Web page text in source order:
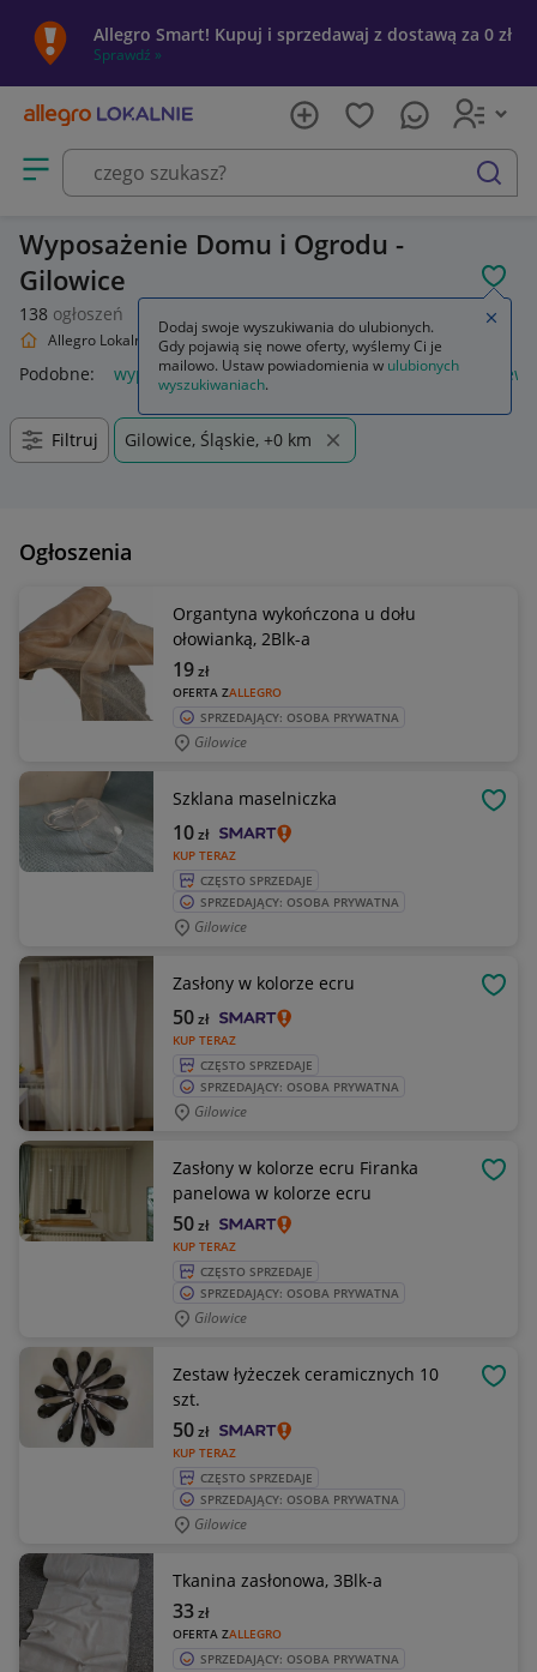
Allegro Smart! Kupuj i sprzedawaj z dostawą za 0 zł
Sprawdź »
Otwórz menu z kategoriami
szukaj
Wyposażenie Domu i Ogrodu -
Gilowice
138 ogłoszeń
Allegro Lokalnie Dom i Ogród Wyposażenie
Podobne: wyposażenie piórnik z wyposażeniem plecak
Filtruj Gilowice, Śląskie, +0 km
Ogłoszenia
Organtyna wykończona u dołu
ołowianką, 2Blk-a
OFERTA ZALLEGRO
19zł
SPRZEDAJĄCY: OSOBA PRYWATNA
Gilowice
Szklana maselniczka
KUP TERAZ
10zł
CZĘSTO SPRZEDAJE
SPRZEDAJĄCY: OSOBA PRYWATNA
Gilowice
Zasłony w kolorze ecru
KUP TERAZ
50zł
CZĘSTO SPRZEDAJE
SPRZEDAJĄCY: OSOBA PRYWATNA
Gilowice
Zasłony w kolorze ecru Firanka
panelowa w kolorze ecru
KUP TERAZ
50zł
CZĘSTO SPRZEDAJE
SPRZEDAJĄCY: OSOBA PRYWATNA
Gilowice
Zestaw łyżeczek ceramicznych 10
szt.
KUP TERAZ
50zł
CZĘSTO SPRZEDAJE
SPRZEDAJĄCY: OSOBA PRYWATNA
Gilowice
Tkanina zasłonowa, 3Blk-a
OFERTA ZALLEGRO
33zł
SPRZEDAJĄCY: OSOBA PRYWATNA
Dodaj swoje wyszukiwania do ulubionych.
Gdy pojawią się nowe oferty, wyślemy Ci je
mailowo. Ustaw powiadomienia w ulubionych
wyszukiwaniach.